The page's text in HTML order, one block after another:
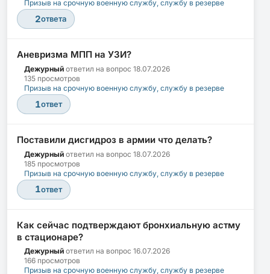
Призыв на срочную военную службу, службу в резерве
2ответа
Аневризма МПП на УЗИ?
Дежурный ответил на вопрос 18.07.2026
135 просмотров
Призыв на срочную военную службу, службу в резерве
1ответ
Поставили дисгидроз в армии что делать?
Дежурный ответил на вопрос 18.07.2026
185 просмотров
Призыв на срочную военную службу, службу в резерве
1ответ
Как сейчас подтверждают бронхиальную астму
в стационаре?
Дежурный ответил на вопрос 16.07.2026
166 просмотров
Призыв на срочную военную службу, службу в резерве